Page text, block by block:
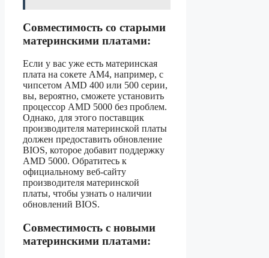
Совместимость со старыми
материнскими платами:
Если у вас уже есть материнская
плата на сокете AM4, например, с
чипсетом AMD 400 или 500 серии,
вы, вероятно, сможете установить
процессор AMD 5000 без проблем.
Однако, для этого поставщик
производителя материнской платы
должен предоставить обновление
BIOS, которое добавит поддержку
AMD 5000. Обратитесь к
официальному веб-сайту
производителя материнской
платы, чтобы узнать о наличии
обновлений BIOS.
Совместимость с новыми
материнскими платами: